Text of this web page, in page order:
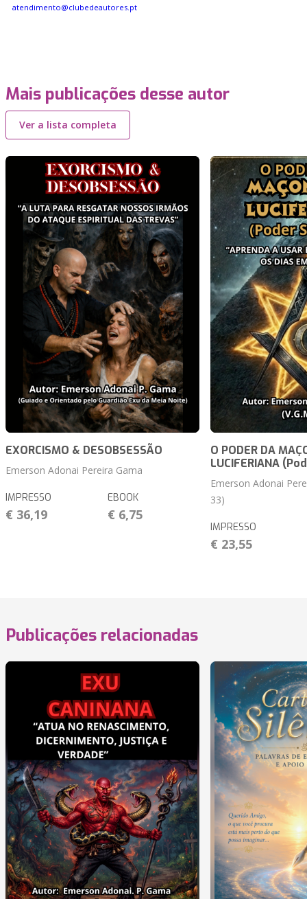
atendimento@clubedeautores.pt
Mais publicações desse autor
Ver a lista completa
EXORCISMO & DESOBSESSÃO
Emerson Adonai Pereira Gama
IMPRESSO
€ 36,19
EBOOK
€ 6,75
O PODER DA
LUCIFERIANA
Emerson Adonai
33)
IMPRESSO
€ 23,55
Publicações relacionadas